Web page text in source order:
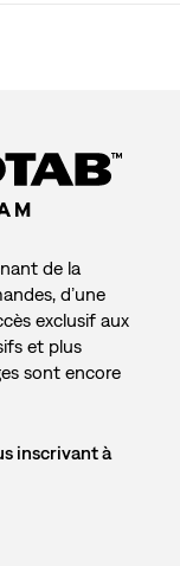
de la
d’une
exclusif aux
et plus
sont encore
inscrivant à